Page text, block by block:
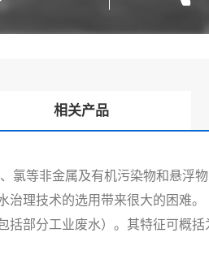
相关产品
等非金属及有机污染物和悬浮物
理技术的选用带来很大的困难。
部分工业废水）。其特征可概括